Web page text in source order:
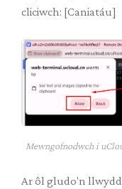
cliciwch: [Caniatáu]
Mewngofnodwch i
Ar ôl gludo'n